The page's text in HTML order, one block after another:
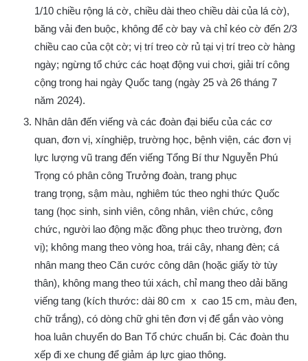
1/10 chiều rộng lá cờ, chiều dài theo chiều dài của lá cờ),
băng vải đen buộc, không để cờ bay và chỉ kéo cờ đến 2/3
chiều cao của cột cờ; vị trí treo cờ rủ tại vị trí treo cờ hàng
ngày; ngừng tổ chức các hoạt động vui chơi, giải trí công
cộng trong hai ngày Quốc tang (ngày 25 và 26 tháng 7
năm 2024).
Nhân dân đến viếng và các đoàn đại biểu của các cơ
quan, đơn vị, xínghiệp, trường học, bệnh viện, các đơn vị
lực lượng vũ trang đến viếng Tổng Bí thư Nguyễn Phú
Trọng có phân công Trưởng đoàn, trang phục
trang trọng, sậm màu, nghiêm túc theo nghi thức Quốc
tang (học sinh, sinh viên, công nhân, viên chức, công
chức, người lao động mặc đồng phục theo trường, đơn
vị); không mang theo vòng hoa, trái cây, nhang đèn; cá
nhân mang theo Căn cước công dân (hoặc giấy tờ tùy
thân), không mang theo túi xách, chỉ mang theo dải băng
viếng tang (kích thước: dài 80 cm x cao 15 cm, màu đen,
chữ trắng), có dòng chữ ghi tên đơn vị để gắn vào vòng
hoa luân chuyển do Ban Tổ chức chuẩn bị. Các đoàn thu
xếp đi xe chung để giảm áp lực giao thông.